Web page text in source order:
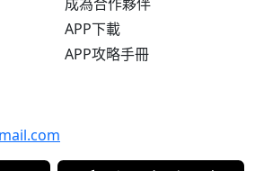
APP下載
APP攻略手冊